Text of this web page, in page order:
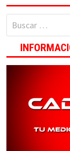
Buscar: